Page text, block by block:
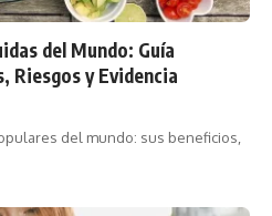
del Mundo: Guía
Riesgos y Evidencia
del mundo: sus beneficios,